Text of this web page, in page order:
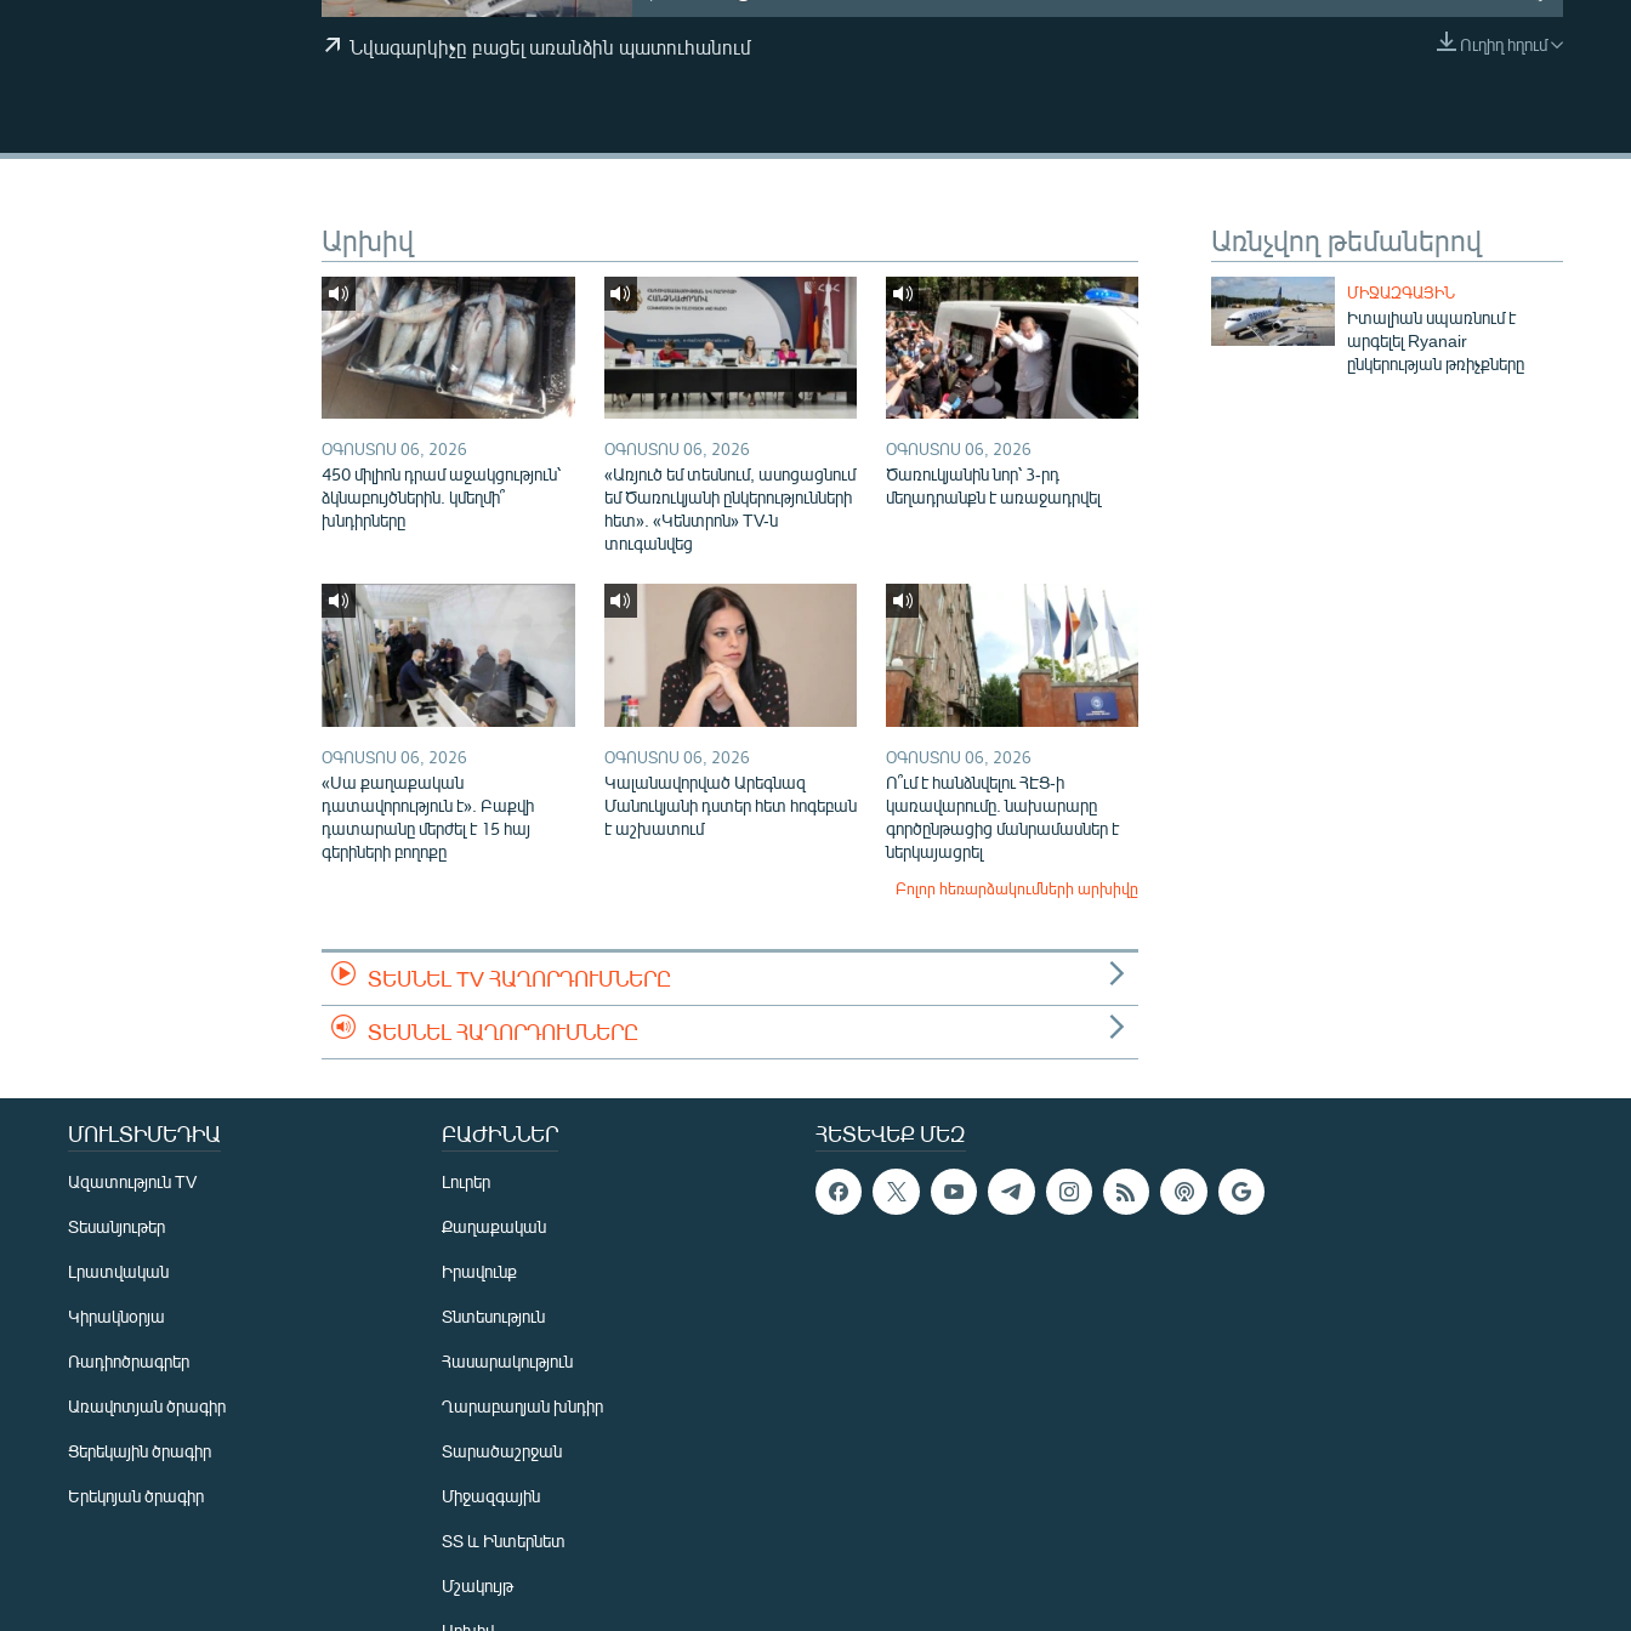
EMBED
Ուղիղ հղում
Նվագարկիչը բացել առանձին պատուհանում
Առնչվող թեմաներով
ՄԻՋԱԶԳԱՅԻՆ
Իտալիան սպառնում է
արգելել Ryanair
ընկերության թռիչքները
Արխիվ
ՕԳՈՍՏՈՍ 06, 2026
450 միլիոն դրամ աջակցություն՝
ձկնաբույծներին. կմեղմի՞
խնդիրները
ՕԳՈՍՏՈՍ 06, 2026
«Առյուծ եմ տեսնում, ասոցացնում
եմ Ծառուկյանի ընկերությունների
հետ». «Կենտրոն» TV-ն
տուգանվեց
ՕԳՈՍՏՈՍ 06, 2026
Ծառուկյանին նոր՝ 3-րդ
մեղադրանքն է առաջադրվել
ՕԳՈՍՏՈՍ 06, 2026
«Սա քաղաքական
դատավորություն է». Բաքվի
դատարանը մերժել է 15 հայ
գերիների բողոքը
ՕԳՈՍՏՈՍ 06, 2026
Կալանավորված Արեգնազ
Մանուկյանի դստեր հետ հոգեբան
է աշխատում
ՕԳՈՍՏՈՍ 06, 2026
Ո՞ւմ է հանձնվելու ՀԷՑ-ի
կառավարումը. նախարարը
գործընթացից մանրամասներ է
ներկայացրել
Բոլոր հեռարձակումների արխիվը
ՏԵՍՆԵԼ TV ՀԱՂՈՐԴՈՒՄՆԵՐԸ
ՏԵՍՆԵԼ ՀԱՂՈՐԴՈՒՄՆԵՐԸ
ՀԵՏԵՎԵՔ ՄԵԶ
ՄՈՒԼՏԻՄԵԴԻԱ
Ազատություն TV
Տեսանյութեր
Լրատվական
Կիրակնօրյա
Ռադիոծրագրեր
Առավոտյան ծրագիր
Ցերեկային ծրագիր
Երեկոյան ծրագիր
ԲԱԺԻՆՆԵՐ
Լուրեր
Քաղաքական
Իրավունք
Տնտեսություն
Հասարակություն
Ղարաբաղյան խնդիր
Տարածաշրջան
Միջազգային
ՏՏ և Ինտերնետ
Մշակույթ